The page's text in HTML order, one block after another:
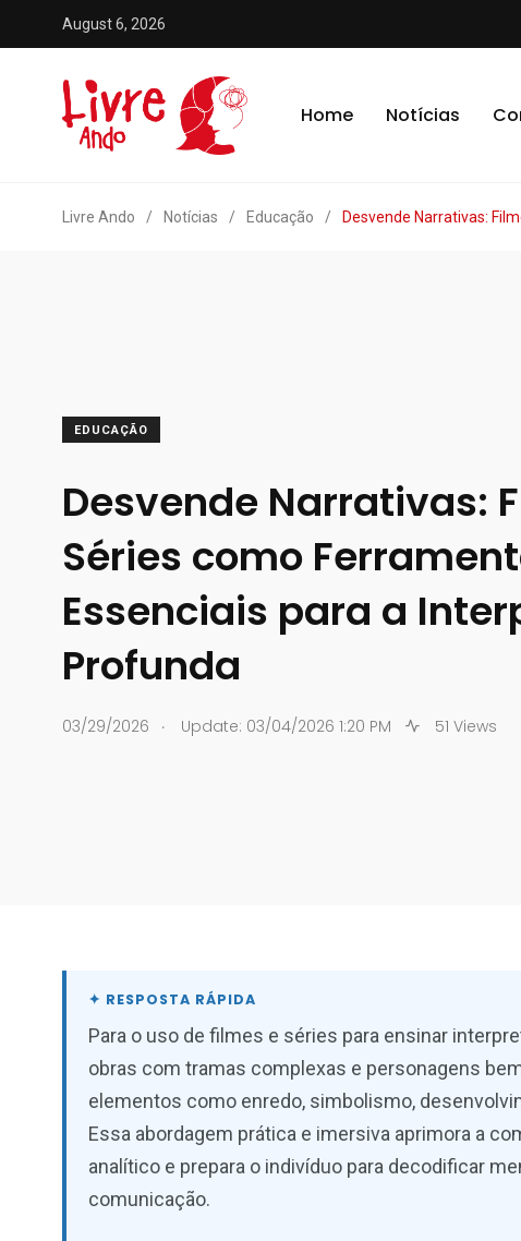
August 6, 2026
Home Notícias
Livre Ando / Notícias / Educação / Desvende Narrativas:
EDUCAÇÃO
Desvende Narrativas:
Séries como
Essenciais para a
Profunda
03/29/2026 . Update: 03/04/2026 1:20 PM 51 Views
Para o uso de filmes e séries para ensinar
obras com tramas complexas e personagens
elementos como enredo, simbolismo,
Essa abordagem prática e imersiva aprimora a
analítico e prepara o indivíduo para decodificar
comunicação.